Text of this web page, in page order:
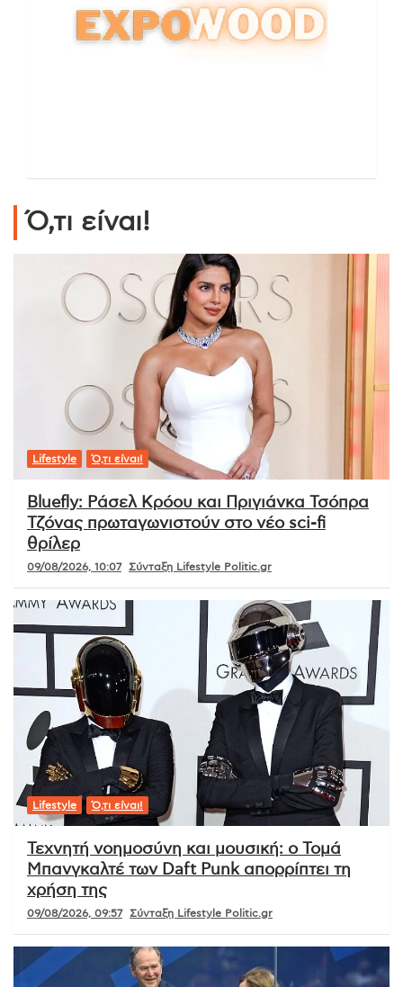
Ό,τι είναι!
Lifestyle Ό,τι είναι!
Bluefly: Ράσελ Κρόου και Πριγιάνκα Τσόπρα
Τζόνας πρωταγωνιστούν στο νέο sci-fi
θρίλερ
09/08/2026, 10:07 Σύνταξη Lifestyle Politic.gr
Lifestyle Ό,τι είναι!
Τεχνητή νοημοσύνη και μουσική: ο Τομά
Μπανγκαλτέ των Daft Punk απορρίπτει τη
χρήση της
09/08/2026, 09:57 Σύνταξη Lifestyle Politic.gr